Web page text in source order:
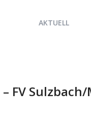
AKTUELL
FV